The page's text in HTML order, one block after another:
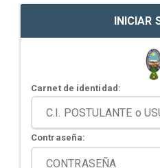
INICIAR
Carnet de identidad:
Contraseña: